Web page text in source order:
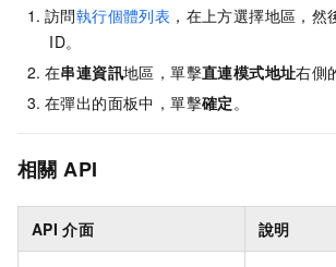
訪問執行個體列表 ，在上方選擇地區，
ID。
在串連資訊地區，單擊直連模式地址右側
在彈出的面板中，單擊確定。
相關 API
API 介面 說明